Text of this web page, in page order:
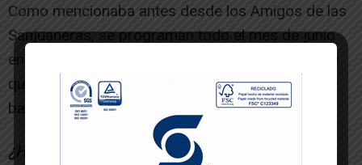
Como mencionaba antes desde los Amigos de las
Sanjuaneras, se programan todo el mes de junio
ensayos para aprender a bailar las sanjuaneras y
que cualquiera que quiera aprenderlo para poder
bailar en San Juan este preparado al 100%.
¿Hay algún aspecto de esta tradición que le